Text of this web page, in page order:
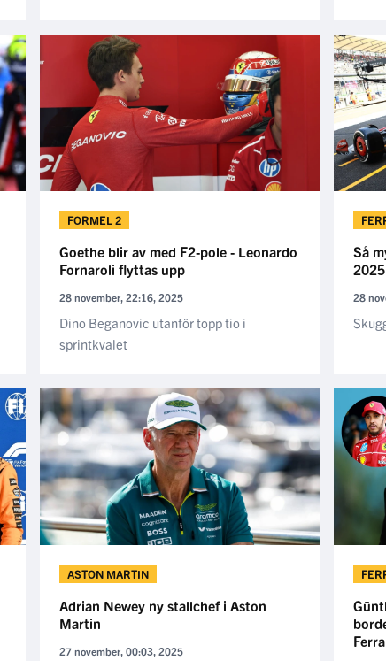
FORMEL 2
Goethe blir av med F2-pole - Leonardo
Fornaroli flyttas upp
28 november, 22:16, 2025
Dino Beganovic utanför topp tio i
sprintkvalet
Så
28
ASTON MARTIN
Adrian Newey ny stallchef i Aston
Martin
27 november, 00:03, 2025